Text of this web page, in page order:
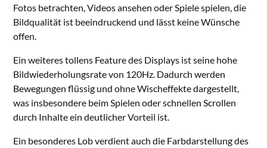
Fotos betrachten, Videos ansehen oder Spiele spielen, die
Bildqualität ist beeindruckend und lässt keine Wünsche
offen.
Ein weiteres tollens Feature des Displays ist seine hohe
Bildwiederholungsrate von 120Hz. Dadurch werden
Bewegungen flüssig und ohne Wischeffekte dargestellt,
was insbesondere beim Spielen oder schnellen Scrollen
durch Inhalte ein deutlicher Vorteil ist.
Ein besonderes Lob verdient auch die Farbdarstellung des